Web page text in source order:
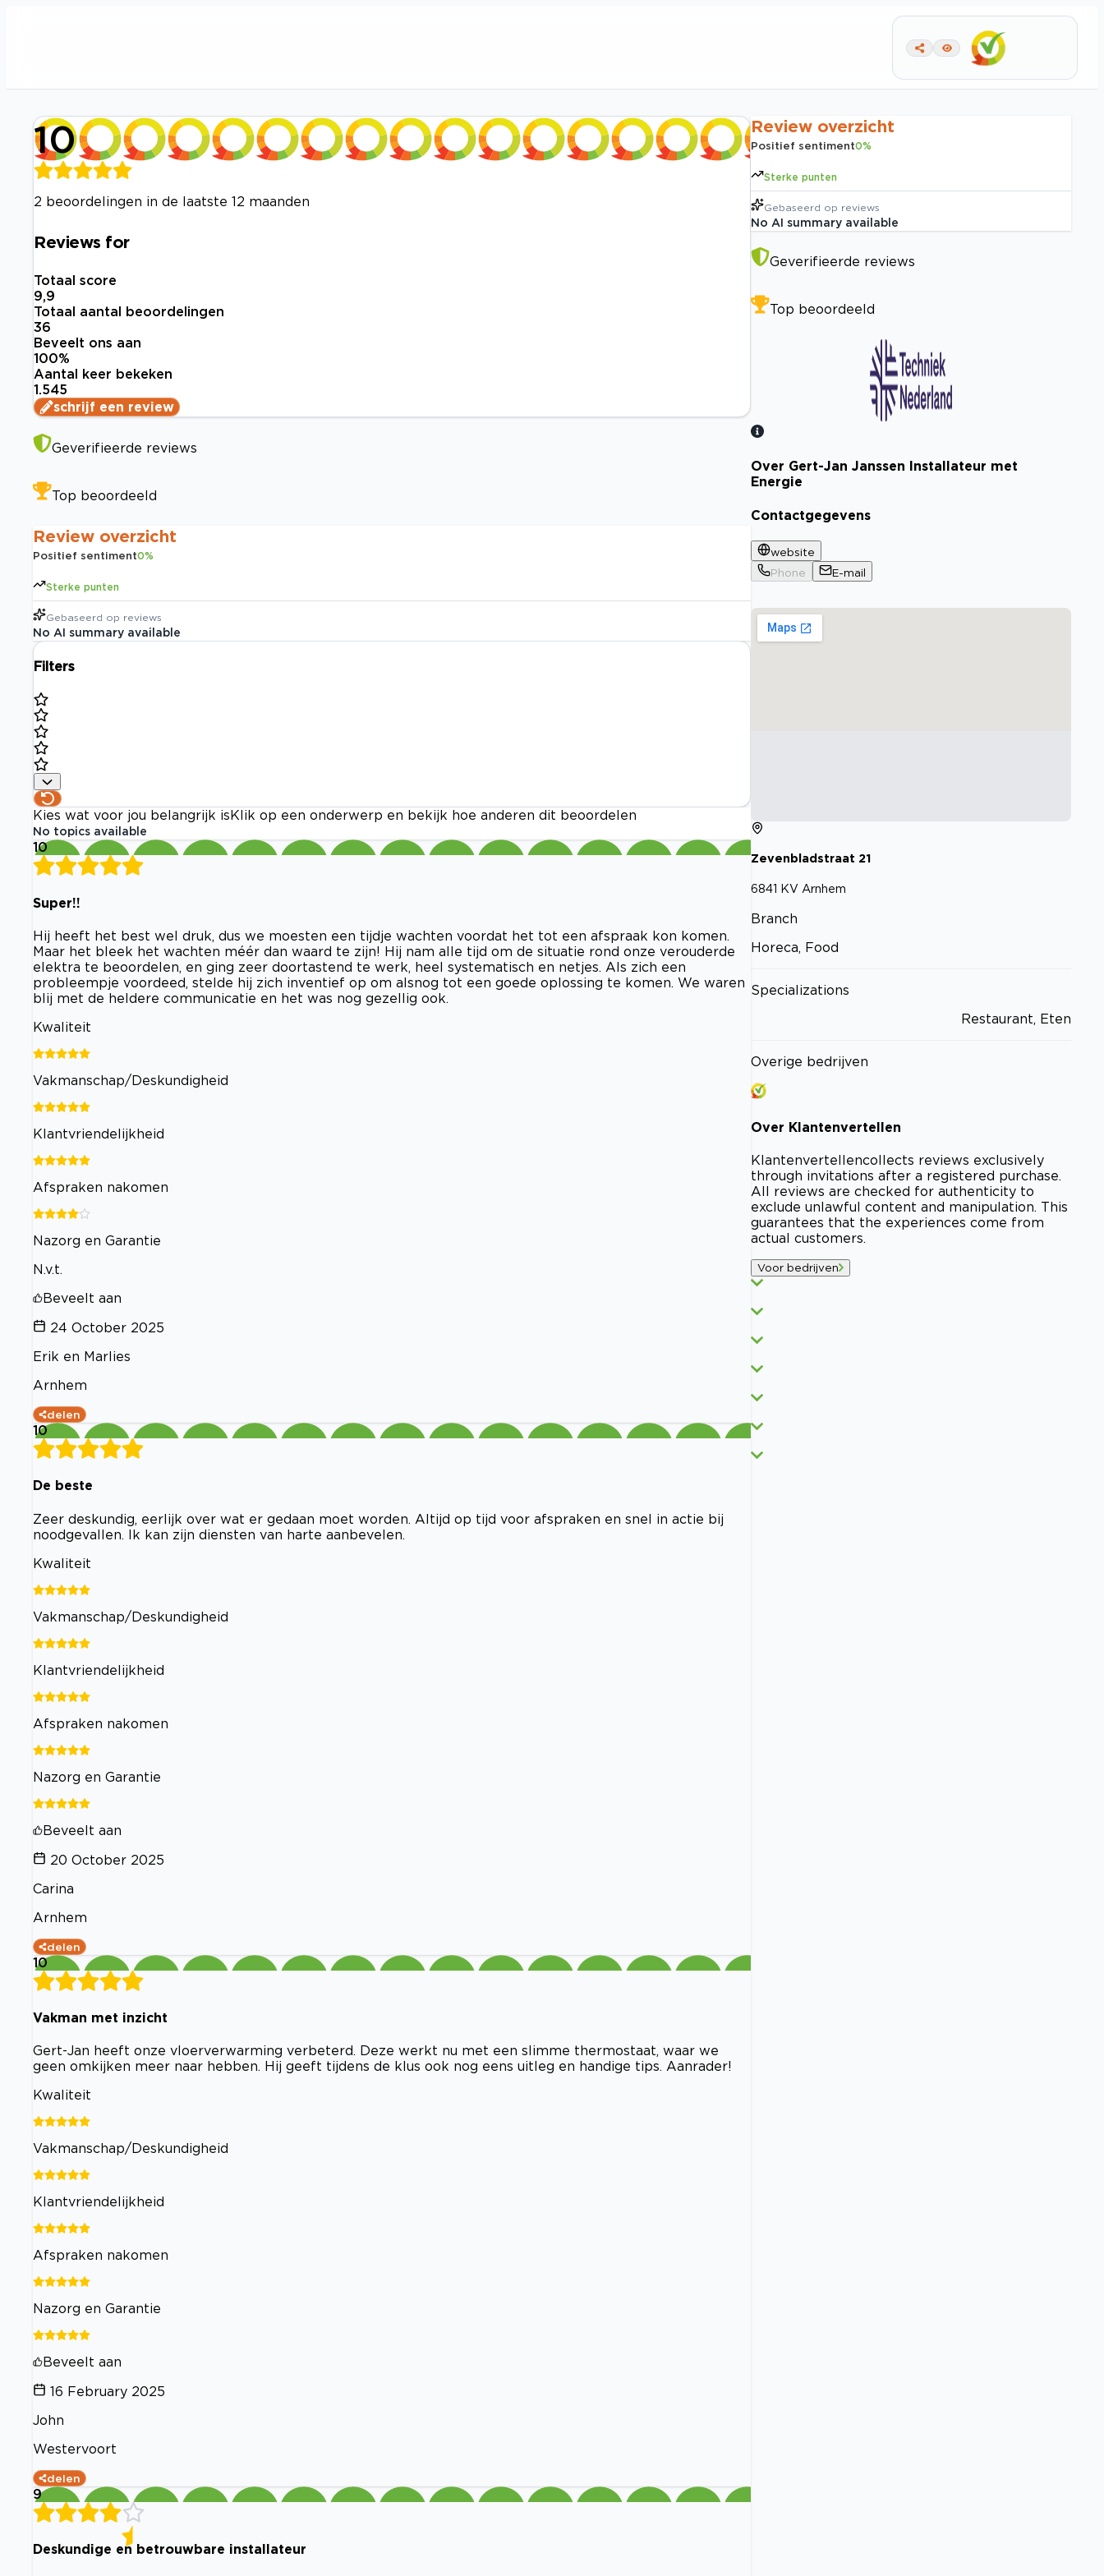
10
2 beoordelingen in de laatste 12 maanden
Reviews for
Totaal score
9,9
Totaal aantal beoordelingen
36
Beveelt ons aan
100%
Aantal keer bekeken
1.545
schrijf een review
Geverifieerde reviews
Top beoordeeld
Review overzicht
Positief sentiment0%
Sterke punten
Gebaseerd op reviews
No AI summary available
Filters
Kies wat voor jou belangrijk is Klik op een onderwerp en bekijk hoe anderen dit beoordelen
No topics available
10
Super!!
Hij heeft het best wel druk, dus we moesten een tijdje wachten voordat het tot een afspraak kon komen.
Maar het bleek het wachten méér dan waard te zijn! Hij nam alle tijd om de situatie rond onze verouderde
elektra te beoordelen, en ging zeer doortastend te werk, heel systematisch en netjes. Als zich een
probleempje voordeed, stelde hij zich inventief op om alsnog tot een goede oplossing te komen. We waren
blij met de heldere communicatie en het was nog gezellig ook.
Kwaliteit
Vakmanschap/Deskundigheid
Klantvriendelijkheid
Afspraken nakomen
Nazorg en Garantie
N.v.t.
Beveelt aan
24 October 2025
Erik en Marlies
Arnhem
delen
10
De beste
Zeer deskundig, eerlijk over wat er gedaan moet worden. Altijd op tijd voor afspraken en snel in actie bij
noodgevallen. Ik kan zijn diensten van harte aanbevelen.
Kwaliteit
Vakmanschap/Deskundigheid
Klantvriendelijkheid
Afspraken nakomen
Nazorg en Garantie
Beveelt aan
20 October 2025
Carina
Arnhem
delen
10
Vakman met inzicht
Gert-Jan heeft onze vloerverwarming verbeterd. Deze werkt nu met een slimme thermostaat, waar we
geen omkijken meer naar hebben. Hij geeft tijdens de klus ook nog eens uitleg en handige tips. Aanrader!
Kwaliteit
Vakmanschap/Deskundigheid
Klantvriendelijkheid
Afspraken nakomen
Nazorg en Garantie
Beveelt aan
16 February 2025
John
Westervoort
delen
9
Deskundige en betrouwbare installateur
Review overzicht
Positief sentiment0%
Sterke punten
Gebaseerd op reviews
No AI summary available
Geverifieerde reviews
Top beoordeeld
Bekijk certificaat
Over Gert-Jan Janssen Installateur met
Energie
Contactgegevens
website
Phone
E-mail
Zevenbladstraat 21
6841 KV Arnhem
Branch
Horeca, Food
Specializations
Restaurant, Eten
Overige bedrijven
Over Klantenvertellen
Klantenvertellencollects reviews exclusively
through invitations after a registered purchase.
All reviews are checked for authenticity to
exclude unlawful content and manipulation. This
guarantees that the experiences come from
actual customers.
Voor bedrijven